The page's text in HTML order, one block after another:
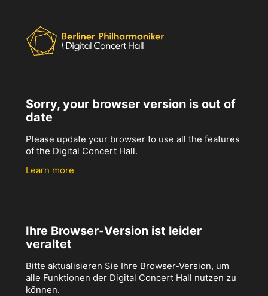
Sorry, your browser version is out of
date
Please update your browser to use all the features
of the Digital Concert Hall.
Learn more
Ihre Browser-Version ist leider
veraltet
Bitte aktualisieren Sie Ihre Browser-Version, um
alle Funktionen der Digital Concert Hall nutzen zu
können.